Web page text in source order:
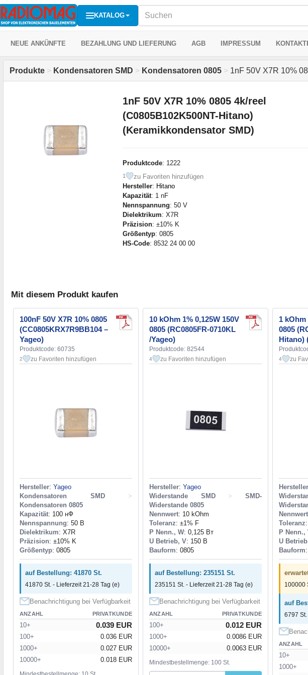
KATALOG
NEUE ANKÜNFTE BEZAHLUNG UND LIEFERUNG AGB IMPRESSUM
Produkte > Kondensatoren SMD > Kondensatoren 0805 > 1nF 50V X7R 10%
1nF 50V X7R 10% 0805 4k/reel
(C0805B102K500NT-Hitano)
(Keramikkondensator SMD)
Produktcode: 1222
1
zu Favoriten hinzufügen
Hersteller: Hitano
Kapazität: 1 nF
Nennspannung: 50 V
Dielektrikum: X7R
Präzision: ±10% K
Größentyp: 0805
HS-Code: 8532 24 00 00
Mit diesem Produkt kaufen
100nF 50V X7R 10% 0805
(CC0805KRX7R9BB104 –
Yageo)
Produktcode: 60735
2 zu Favoriten hinzufügen
Hersteller: Yageo
Kondensatoren SMD
>
Kondensatoren 0805
Kapazität: 100 нФ
Nennspannung: 50 В
Dielektrikum: X7R
Präzision: ±10% K
Größentyp: 0805
auf Bestellung: 41870 St.
41870 St. - Lieferzeit 21-28 Tag (e)
Benachrichtigung bei Verfügbarkeit
ANZAHL PRIVATKUNDE
10+ 0.039 EUR
100+
0.036 EUR
1000+
0.027 EUR
10000+
0.018 EUR
10 kOhm 1% 0,125W 150V
0805 (RC0805FR-0710KL
/Yageo)
Produktcode: 82544
4 zu Favoriten hinzufügen
Hersteller: Yageo
Widerstande SMD
>
SMD-
Widerstande 0805
Nennwert: 10 kOhm
Toleranz: ±1% F
P Nenn., W: 0,125 Вт
U Betrieb, V: 150 В
Bauform: 0805
auf Bestellung: 235151 St.
235151 St. - Lieferzeit 21-28 Tag (e)
Benachrichtigung bei Verfügbarkeit
ANZAHL PRIVATKUNDE
100+ 0.012 EUR
1000+
0.0086 EUR
10000+
0.0063 EUR
Mindestbestellmenge: 100 St.
1 kOhm
0805
Hitano)
4 zu
Hersteller
Nennwert
Toleranz
P Nenn.,
U
Bauform
100000
auf
6797
ANZAHL
10+
1000+